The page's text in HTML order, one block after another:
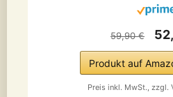
59,90 €
Produkt auf
Preis inkl. MwSt., zzgl.